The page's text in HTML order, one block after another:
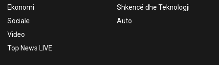
Ekonomi
Sociale
Video
Top News LIVE
Shkencë dhe Teknologji
Auto